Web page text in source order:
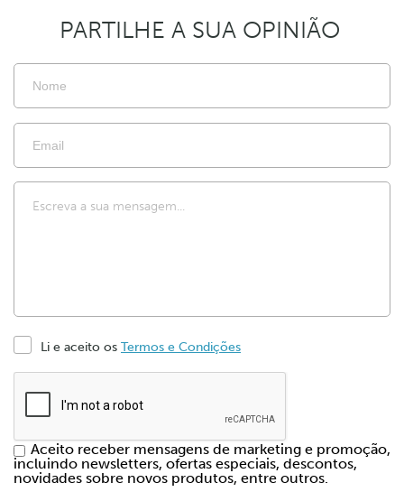
PARTILHE A SUA OPINIÃO
Li e aceito os Termos e Condições
Aceito receber mensagens de marketing e promoção,
incluindo newsletters, ofertas especiais, descontos,
novidades sobre novos produtos, entre outros.